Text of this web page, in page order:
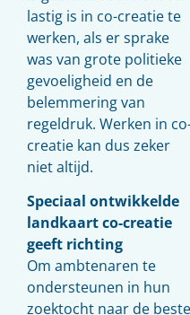
lastig is in co-creatie te
werken, als er sprake
was van grote politieke
gevoeligheid en de
belemmering van
regeldruk. Werken in
creatie kan dus zeker
niet altijd.
Speciaal ontwikkelde
landkaart co-creatie
geeft richting
Om ambtenaren te
ondersteunen in hun
zoektocht naar de beste